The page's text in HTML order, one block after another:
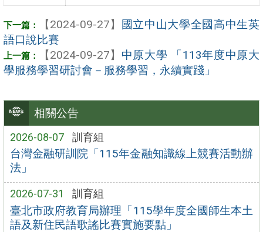
相關公告
2026-08-07 訓育組
台灣金融研訓院「115年金融知識線上競賽活動辦
法」
2026-07-31 訓育組
臺北市政府教育局辦理「115學年度全國師生本土
語及新住民語歌謠比賽實施要點」
【2024-09-27】 國立中山大學全國高中生英
語口說比賽
【2024-09-27】 中原大學 「113年度中原大
學服務學習研討會－服務學習，永續實踐」